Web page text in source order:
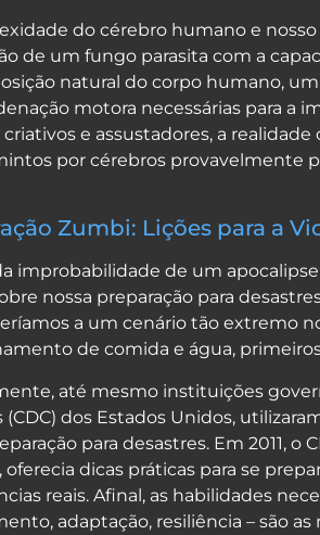
do cérebro humano e
de um fungo parasita com a
natural do corpo humano,
motora necessárias para a
criativos e assustadores, a
por cérebros provavelmente
Zumbi: Lições para a
improbabilidade de um
nossa preparação para
a um cenário tão extremo
de comida e água,
até mesmo instituições
(CDC) dos Estados Unidos,
para desastres. Em 2011,
oferecia dicas práticas para se
reais. Afinal, as habilidades
adaptação, resiliência – são